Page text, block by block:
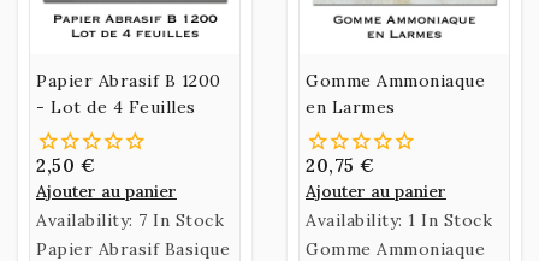
Papier Abrasif B 1200
- Lot de 4 Feuilles
2,50 €
Ajouter au panier
Availability: 7 In Stock
Papier Abrasif Basique
Gomme Ammoniaque
en Larmes
20,75 €
Ajouter au panier
Availability: 1 In Stock
Gomme Ammoniaque